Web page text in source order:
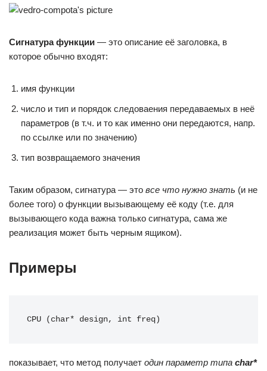
Сигнатура функции — это описание её заголовка, в
которое обычно входят:
имя функции
число и тип и порядок следоваения передаваемых в неё
параметров (в т.ч. и то как именно они передаются, напр.
по ссылке или по значению)
тип возвращаемого значения
Таким образом, сигнатура — это все что нужно знать (и не
более того) о функции вызывающему её коду (т.е. для
вызывающего кода важна только сигнатура, сама же
реализация может быть черным ящиком).
Примеры
CPU (char* design, int freq)
показывает, что метод получает один параметр типа char*